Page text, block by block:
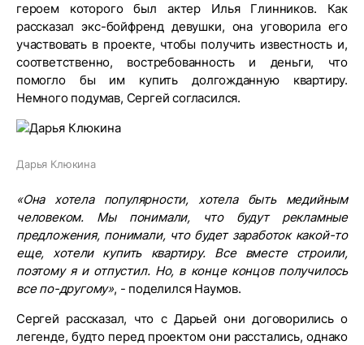
героем которого был актер Илья Глинников. Как
рассказал экс-бойфренд девушки, она уговорила его
участвовать в проекте, чтобы получить известность и,
соответственно, востребованность и деньги, что
помогло бы им купить долгожданную квартиру.
Немного подумав, Сергей согласился.
Дарья Клюкина
«Она хотела популярности, хотела быть медийным
человеком. Мы понимали, что будут рекламные
предложения, понимали, что будет заработок какой-то
еще, хотели купить квартиру. Все вместе строили,
поэтому я и отпустил. Но, в конце концов получилось
все по-другому», - поделился Наумов.
Сергей рассказал, что с Дарьей они договорились о
легенде, будто перед проектом они расстались, однако